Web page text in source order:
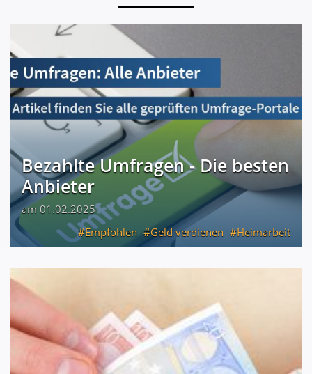
Bezahlte Umfragen - Die besten
Anbieter
am 01.02.2025
Empfohlen
Geld verdienen Heimarbeit